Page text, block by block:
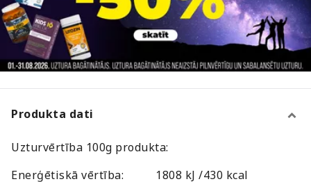
Produkta dati
Uzturvērtība 100g produkta:
Enerģētiskā vērtība:
1808 kJ /430 kcal